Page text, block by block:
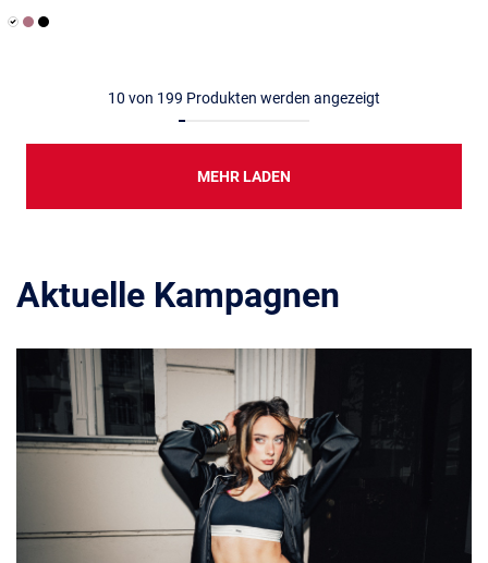
10 von 199 Produkten werden angezeigt
MEHR LADEN
Aktuelle Kampagnen